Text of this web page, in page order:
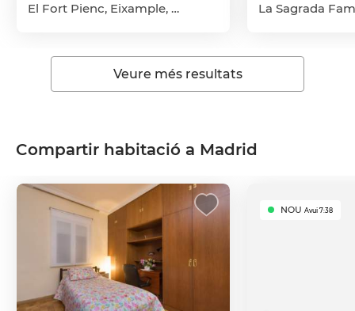
El Fort Pienc, Eixample, Barcelona Capital, Barcelona
Veure més resultats
Compartir habitació a Madrid
NOU Avui 7:38